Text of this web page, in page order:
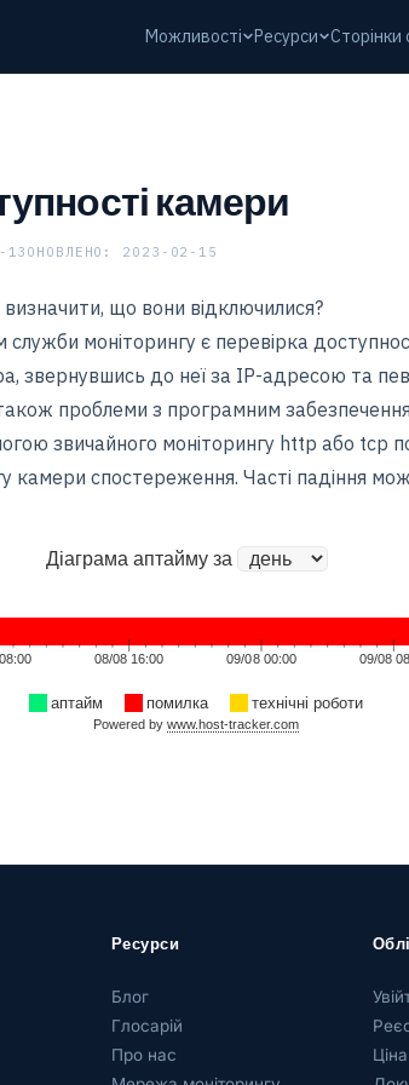
Можливості Ресурси Сторінки
камери
13 ОНОВЛЕНО: 2023-02-15
визначити, що вони відключилися?
моніторингу є перевірка
звернувшись до неї за IP-адресою та
проблеми з програмним
звичайного моніторингу http або tcp
камери спостереження. Часті падіння
Ресурси
Блог
Глосарій
Про нас
Ціна